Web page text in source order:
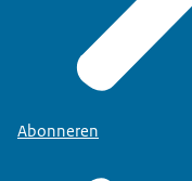
Abonneren